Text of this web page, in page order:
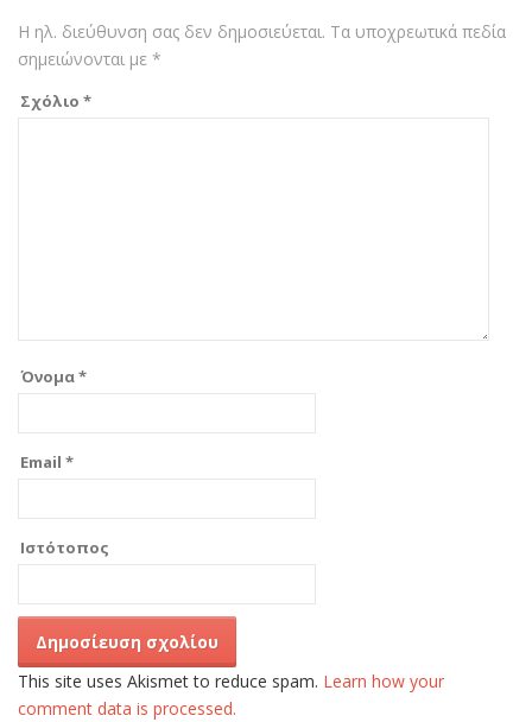
Η ηλ. διεύθυνση σας δεν δημοσιεύεται. Τα υποχρεωτικά πεδία
σημειώνονται με *
Σχόλιο *
Όνομα*
Email *
Ιστότοπος
This site uses Akismet to reduce spam. Learn how your
comment data is processed.